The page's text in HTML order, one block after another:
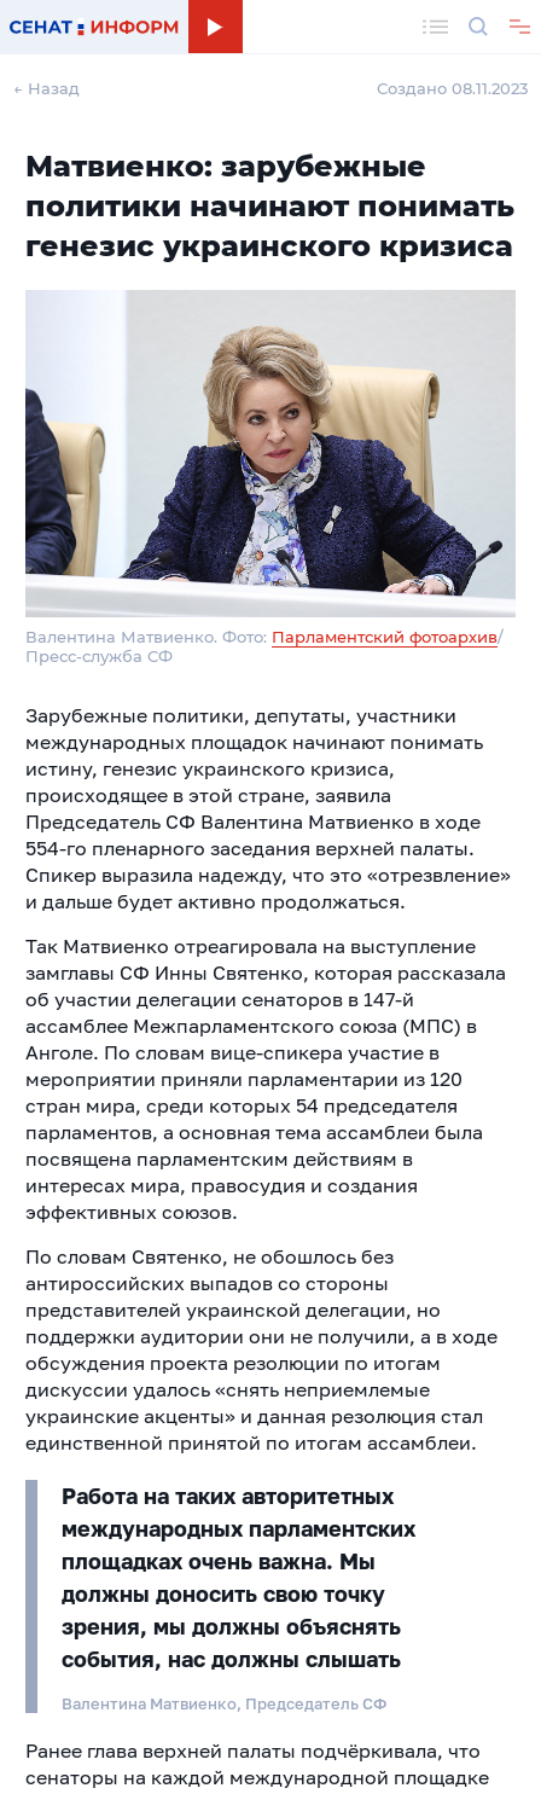
← Назад Создано 08.11.2023
Матвиенко: зарубежные
политики начинают понимать
генезис украинского кризиса
Валентина Матвиенко. Фото: Парламентский фотоархив/
Пресс-служба СФ
Зарубежные политики, депутаты, участники
международных площадок начинают понимать
истину, генезис украинского кризиса,
происходящее в этой стране, заявила
Председатель СФ Валентина Матвиенко в ходе
554-го пленарного заседания верхней палаты.
Спикер выразила надежду, что это «отрезвление»
и дальше будет активно продолжаться.
Так Матвиенко отреагировала на выступление
замглавы СФ Инны Святенко, которая рассказала
об участии делегации сенаторов в 147-й
ассамблее Межпарламентского союза (МПС) в
Анголе. По словам вице-спикера участие в
мероприятии приняли парламентарии из 120
стран мира, среди которых 54 председателя
парламентов, а основная тема ассамблеи была
посвящена парламентским действиям в
интересах мира, правосудия и создания
эффективных союзов.
По словам Святенко, не обошлось без
антироссийских выпадов со стороны
представителей украинской делегации, но
поддержки аудитории они не получили, а в ходе
обсуждения проекта резолюции по итогам
дискуссии удалось «снять неприемлемые
украинские акценты» и данная резолюция стал
единственной принятой по итогам ассамблеи.
Работа на таких авторитетных
международных парламентских
площадках очень важна. Мы
должны доносить свою точку
зрения, мы должны объяснять
события, нас должны слышать
Валентина Матвиенко, Председатель СФ
Ранее глава верхней палаты подчёркивала, что
сенаторы на каждой международной площадке